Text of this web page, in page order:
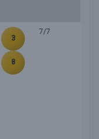
3
8
7/7